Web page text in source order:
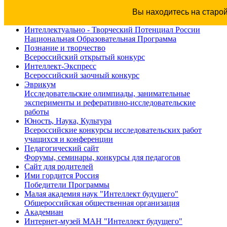
Вы находитесь на
Интеллектуально - Творческий Потенциал России
Национальная Образовательная Программа
Познание и творчество
Всероссийский открытый конкурс
Интеллект-Экспресс
Всероссийский заочный конкурс
Эврикум
Исследовательские олимпиады, занимательные
эксперименты и реферативно-исследовательские
работы
Юность, Наука, Культура
Всероссийские конкурсы исследовательских работ
учащихся и конференции
Педагогический сайт
Форумы, семинары, конкурсы для педагогов
Сайт для родителей
Ими гордится Россия
Победители Программы
Малая академия наук "Интеллект будущего"
Общероссийская общественная организация
Академиан
Интернет-музей МАН "Интеллект будущего"